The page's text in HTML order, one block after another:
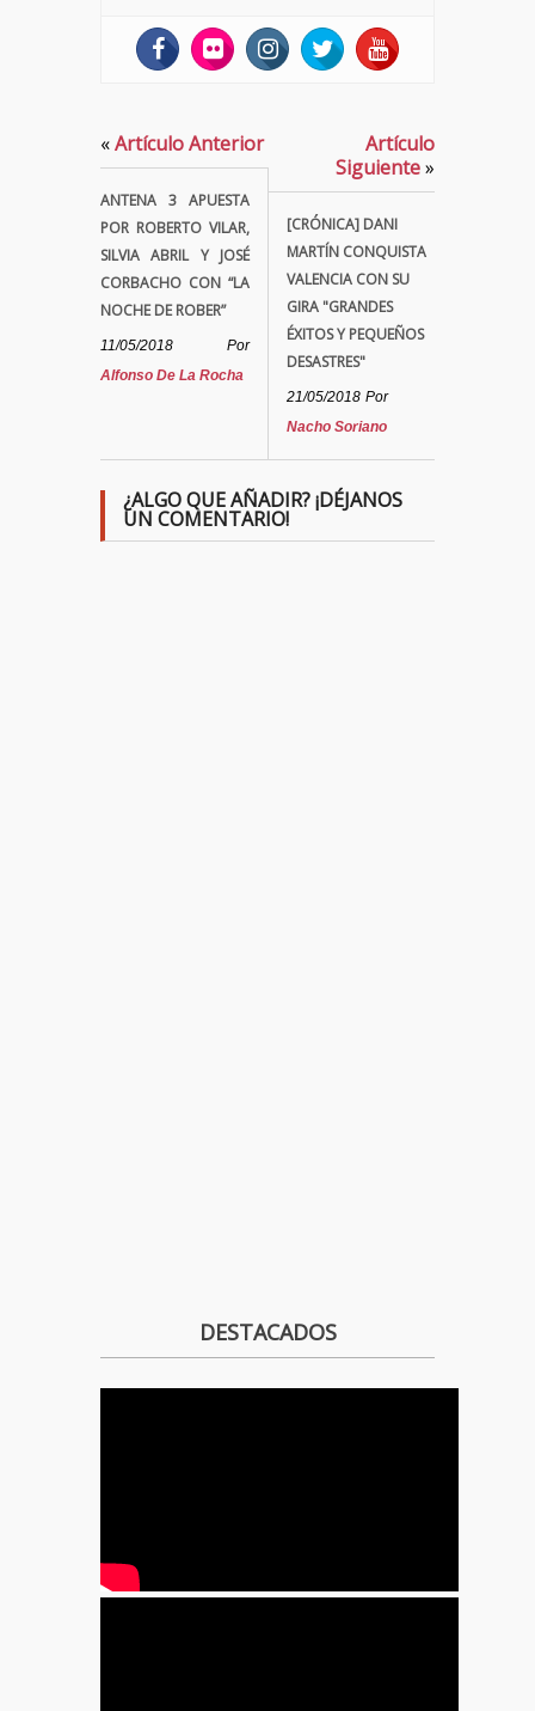
«Artículo Anterior
ANTENA 3 APUESTA
POR ROBERTO VILAR,
SILVIA ABRIL Y JOSÉ
CORBACHO CON “LA
NOCHE DE ROBER”
11/05/2018
Por
Alfonso De La Rocha
Artículo
Siguiente»
[CRÓNICA] DANI
MARTÍN CONQUISTA
VALENCIA CON SU
GIRA "GRANDES
ÉXITOS Y PEQUEÑOS
DESASTRES"
21/05/2018 Por
Nacho Soriano
¿ALGO QUE AÑADIR? ¡DÉJANOS
UN COMENTARIO!
DESTACADOS